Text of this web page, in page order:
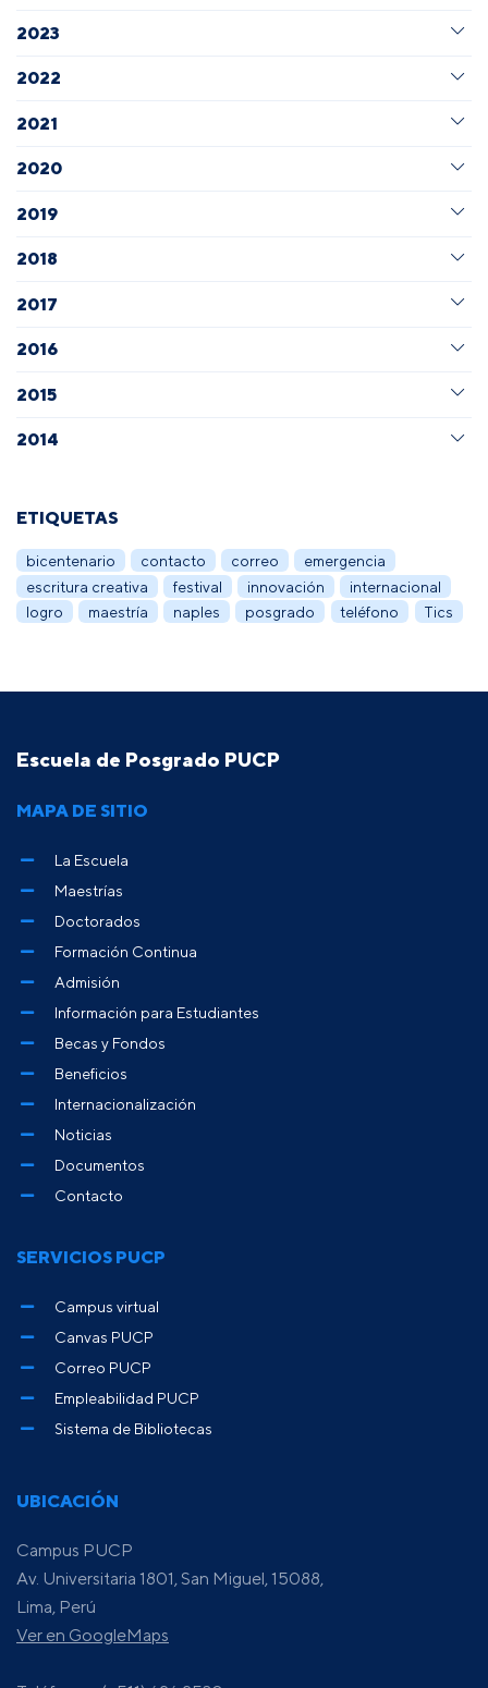
2023
2022
2021
2020
2019
2018
2017
2016
2015
2014
ETIQUETAS
bicentenario contacto correo
emergencia
escritura creativa
festival innovación
internacional
logro
maestría naples posgrado teléfono Tics
Escuela de Posgrado PUCP
UBICACIÓN
Campus PUCP
Av. Universitaria 1801, San Miguel, 15088,
Lima, Perú
Ver en GoogleMaps
MAPA DE SITIO
La Escuela
Maestrías
Doctorados
Formación Continua
Admisión
Información para Estudiantes
Becas y Fondos
Beneficios
Internacionalización
Noticias
Documentos
Contacto
SERVICIOS PUCP
Campus virtual
Canvas PUCP
Correo PUCP
Empleabilidad PUCP
Sistema de Bibliotecas